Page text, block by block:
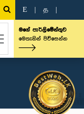
E த
මගේ පාර්ලිමේන්තුව
මෙතැනින් පිවිසෙන්න